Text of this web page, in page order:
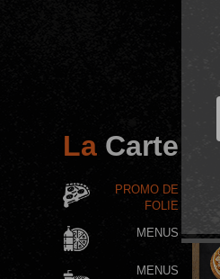
La Carte
PROMO DE
FOLIE
MENUS
MENUS